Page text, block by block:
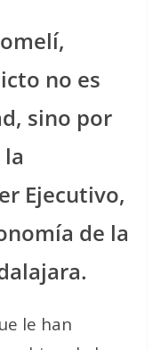
no es
sino por
Ejecutivo,
de la
le han